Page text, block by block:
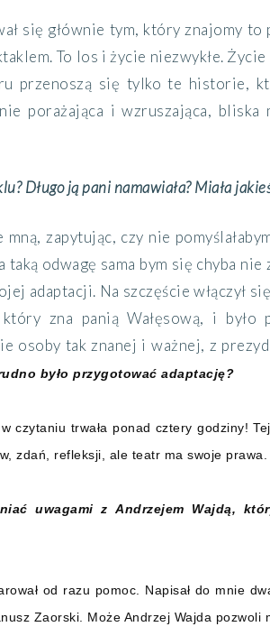
się głównie tym, który znajomy
To los i życie niezwykłe.
przenoszą się tylko te historie,
porażająca i wzruszająca, bliska
Długo ją pani namawiała? Miała
zapytując, czy nie
odwagę sama bym się chyba nie
adaptacji. Na szczęście włączył
zna panią Wałęsową, i było
osoby tak znanej i ważnej, z
było przygotować adaptację?
czytaniu trwała ponad cztery godziny!
zdań, refleksji, ale teatr ma swoje prawa.
uwagami z Andrzejem Wajdą,
od razu pomoc. Napisał do mnie
Zaorski. Może Andrzej Wajda pozwoli